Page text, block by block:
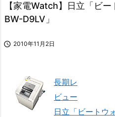
【家電Watch】日立「ビ
BW-D9LV」
 2010年11月2日
長期レ
ビュー
日立「ビートウ